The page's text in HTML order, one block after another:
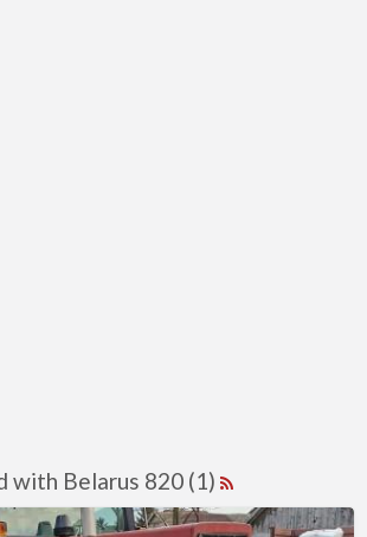
with Belarus 820 (1)